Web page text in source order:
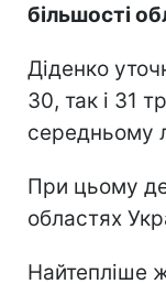
більшості
Діденко
30, так і 31
середньому
При цьому
областях
Найтепліше